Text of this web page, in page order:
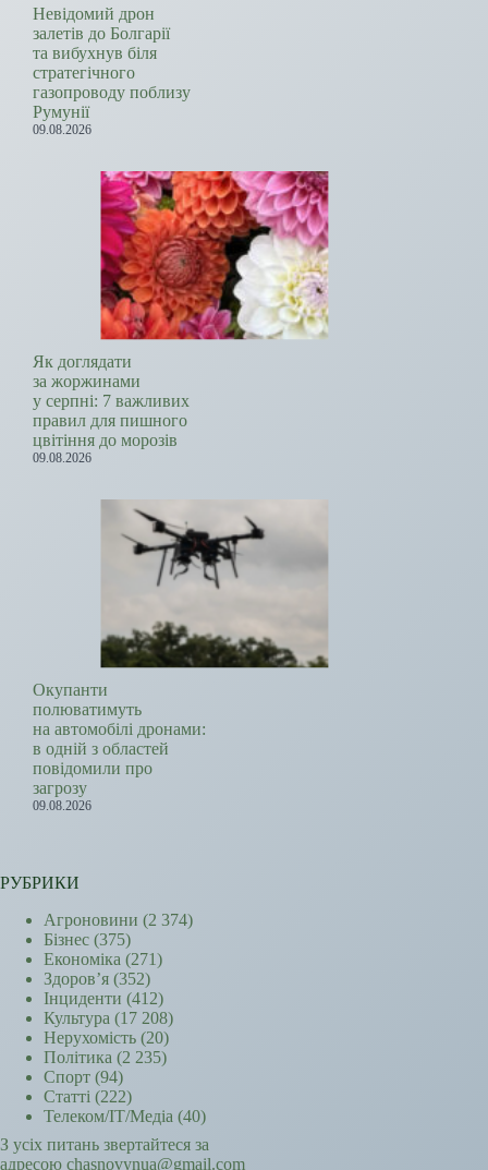
Невідомий дрон
залетів до Болгарії
та вибухнув біля
стратегічного
газопроводу поблизу
Румунії
09.08.2026
Як доглядати
за жоржинами
у серпні: 7 важливих
правил для пишного
цвітіння до морозів
09.08.2026
Окупанти
полюватимуть
на автомобілі дронами:
в одній з областей
повідомили про
загрозу
09.08.2026
РУБРИКИ
Агроновини (2 374)
Бізнес (375)
Економіка (271)
Здоров’я (352)
Інциденти (412)
Культура (17 208)
Нерухомість (20)
Політика (2 235)
Спорт (94)
Статті (222)
Телеком/ІТ/Медіа (40)
З усіх питань звертайтеся за
адресою chasnovynua@gmail.com